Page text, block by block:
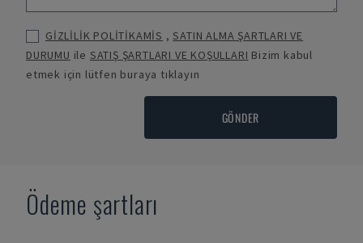
GİZLİLİK POLİTİKAMİS ,SATIN ALMA ŞARTLARI VE
DURUMU ile SATIŞ ŞARTLARI VE KOŞULLARI Bizim kabul
etmek için lütfen buraya tıklayın
GÖNDER
Ödeme şartları